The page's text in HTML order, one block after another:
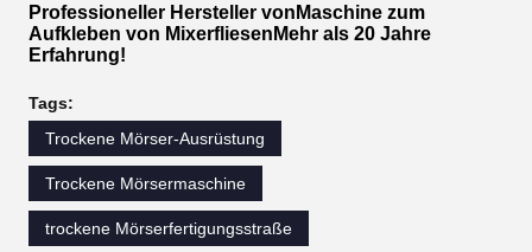
Professioneller Hersteller von Maschine zum
Aufkleben von Mixerfliesen Mehr als 20 Jahre
Erfahrung!
Tags:
Trockene Mörser-Ausrüstung
Trockene Mörsermaschine
trockene Mörserfertigungsstraße